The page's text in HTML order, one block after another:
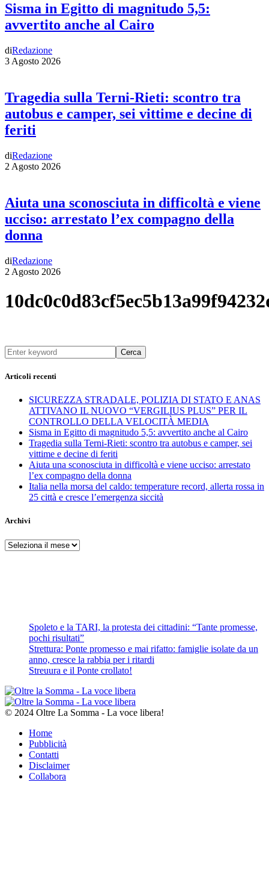
Sisma in Egitto di magnitudo 5,5:
avvertito anche al Cairo
diRedazione
3 Agosto 2026
Tragedia sulla Terni-Rieti: scontro tra
autobus e camper, sei vittime e decine di
feriti
diRedazione
2 Agosto 2026
Aiuta una sconosciuta in difficoltà e viene
ucciso: arrestato l’ex compagno della
donna
diRedazione
2 Agosto 2026
Cerca
Articoli recenti
SICUREZZA STRADALE, POLIZIA DI STATO E ANAS
ATTIVANO IL NUOVO “VERGILIUS PLUS” PER IL
CONTROLLO DELLA VELOCITÀ MEDIA
Sisma in Egitto di magnitudo 5,5: avvertito anche al Cairo
Tragedia sulla Terni-Rieti: scontro tra autobus e camper, sei
vittime e decine di feriti
Aiuta una sconosciuta in difficoltà e viene ucciso: arrestato
l’ex compagno della donna
Italia nella morsa del caldo: temperature record, allerta rossa in
25 città e cresce l’emergenza siccità
Archivi
Archivi
Spoleto e la TARI, la protesta dei cittadini: “Tante promesse,
pochi risultati”
Strettura: Ponte promesso e mai rifatto: famiglie isolate da un
anno, cresce la rabbia per i ritardi
Streuura e il Ponte crollato!
© 2024 Oltre La Somma - La voce libera!
Home
Pubblicità
Contatti
Disclaimer
Collabora